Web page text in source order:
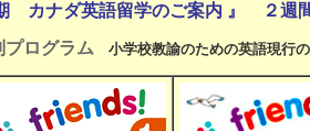
期 カナダ英語留学のご案内 』 ２週
プログラム 小学校教諭のための英語現行